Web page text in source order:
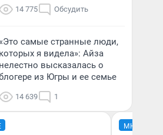
14 775 Обсудить
«Это самые странные люди,
которых я видела»: Айза
нелестно высказалась о
из Югры и ее семье
14 639 1
МНЕНИЕ